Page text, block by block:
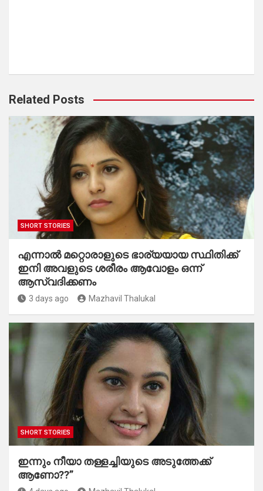
Related Posts
SHORT STORIES
എന്നാൽ മറ്റൊരാളുടെ ഭാര്യയായ സ്ഥിതിക്ക്
ഇനി അവളുടെ ശരീരം ആവോളം ഒന്ന്
ആസ്വദിക്കണം
3 days ago Mazhavil Thalukal
SHORT STORIES
ഇന്നും നീയാ തള്ളച്ചിയുടെ അടുത്തേക്ക്
ആണോ??”